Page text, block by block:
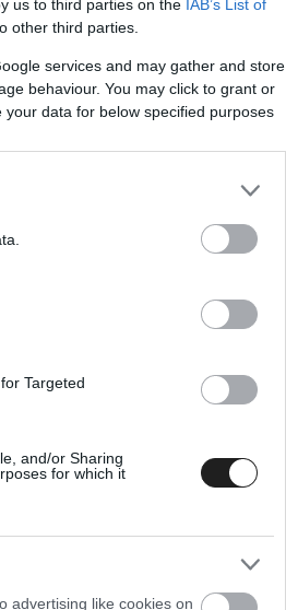
us to third parties on the IAB’s List of
other third parties.
services and may gather and store
behaviour. You may click to grant or
data for below specified purposes
Targeted
and/or Sharing
for which it
advertising like cookies on
induló
perccel előzi